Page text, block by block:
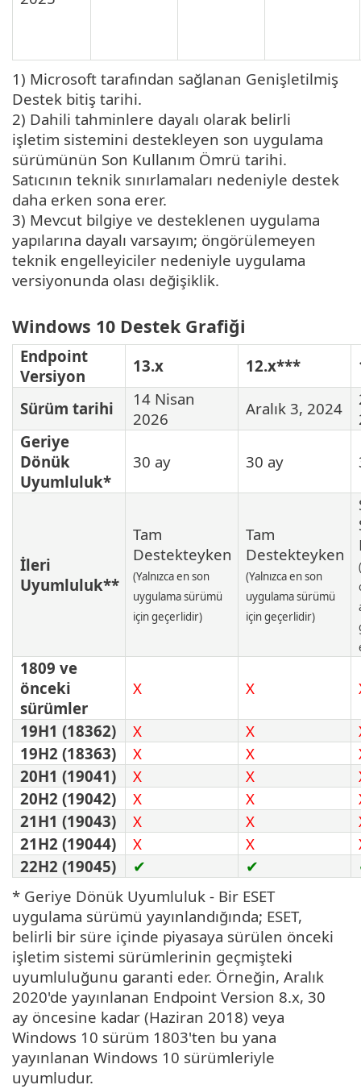
1) Microsoft tarafından sağlanan Genişletilmiş
Destek bitiş tarihi.
2) Dahili tahminlere dayalı olarak belirli
işletim sistemini destekleyen son uygulama
sürümünün Son Kullanım Ömrü tarihi.
Satıcının teknik sınırlamaları nedeniyle destek
daha erken sona erer.
3) Mevcut bilgiye ve desteklenen uygulama
yapılarına dayalı varsayım; öngörülemeyen
teknik engelleyiciler nedeniyle uygulama
versiyonunda olası değişiklik.
Windows 10 Destek Grafiği
Endpoint
Versiyon
13.x 12.x***
Sürüm tarihi
14 Nisan
2026
Aralık 3, 2024
Geriye
Dönük
Uyumluluk*
30 ay 30 ay
İleri
Uyumluluk**
Tam
Destekteyken
(Yalnızca en son
uygulama sürümü
için geçerlidir)
Tam
Destekteyken
(Yalnızca en son
uygulama sürümü
için geçerlidir)
1809 ve
önceki
sürümler
X X
19H1 (18362) X X
19H2 (18363)
X X
20H1 (19041)
X X
20H2 (19042)
X X
21H1 (19043)
X X
21H2 (19044)
X X
22H2 (19045)
✔ ✔
* Geriye Dönük Uyumluluk - Bir ESET
uygulama sürümü yayınlandığında; ESET,
belirli bir süre içinde piyasaya sürülen önceki
işletim sistemi sürümlerinin geçmişteki
uyumluluğunu garanti eder. Örneğin, Aralık
2020'de yayınlanan Endpoint Version 8.x, 30
ay öncesine kadar (Haziran 2018) veya
Windows 10 sürüm 1803'ten bu yana
yayınlanan Windows 10 sürümleriyle
uyumludur.